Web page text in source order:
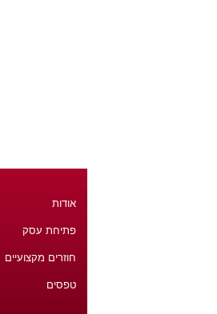
אודות
פתיחת עסק
חוזרים מקצועיים
טפסים